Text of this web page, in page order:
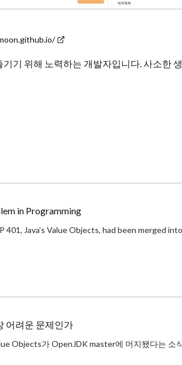
기 위해 노력하는 개발자입니다. 사소한
in Programming
어려운 문제인가